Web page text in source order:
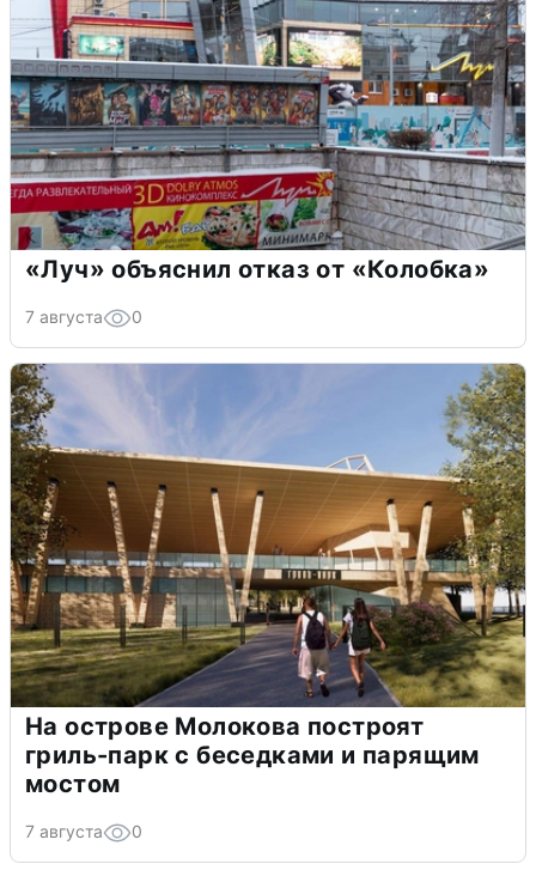
«Луч» объяснил отказ от «Колобка»
7 августа 0
На острове Молокова построят
гриль-парк с беседками и парящим
мостом
7 августа 0